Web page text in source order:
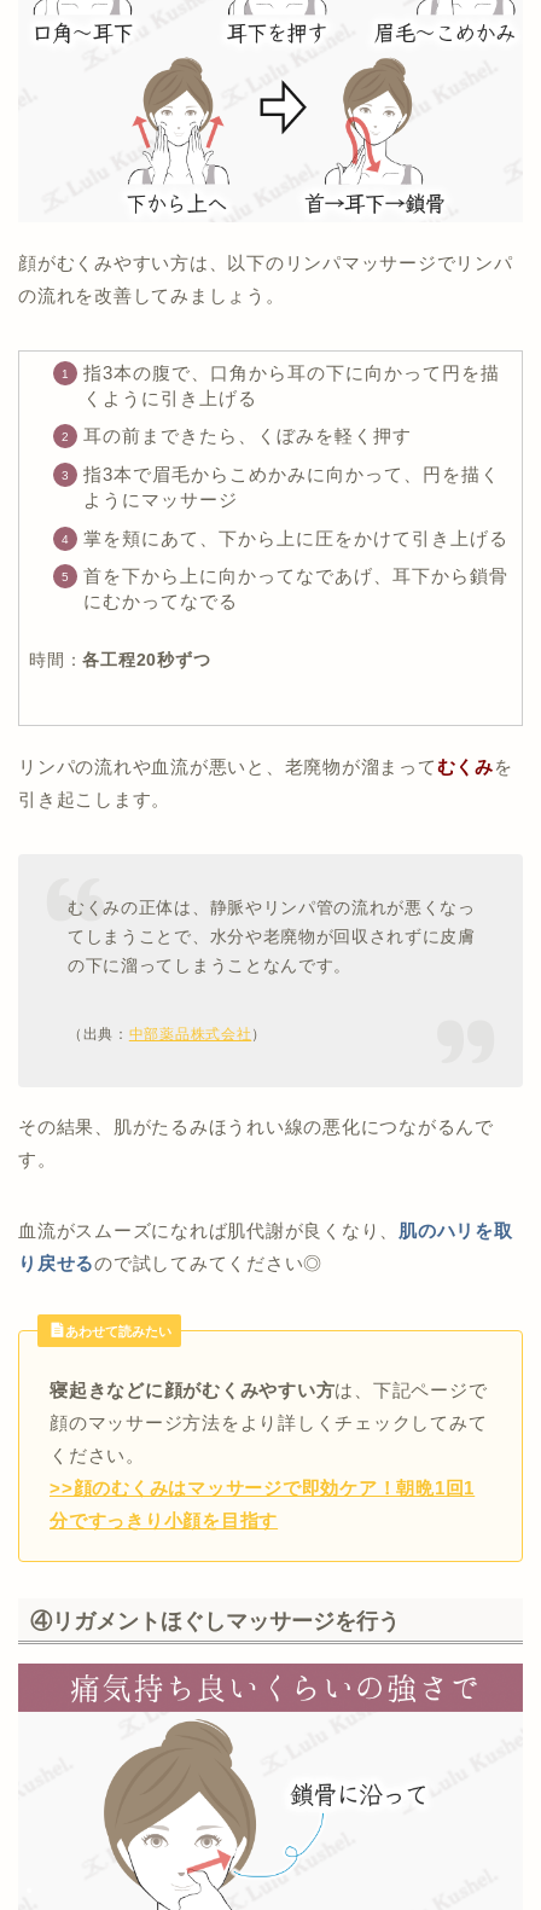
顔がむくみやすい方は、以下のリンパマッサージでリンパ
の流れを改善してみましょう。
指3本の腹で、口角から耳の下に向かって円を描
くように引き上げる
耳の前まできたら、くぼみを軽く押す
指3本で眉毛からこめかみに向かって、円を描く
ようにマッサージ
掌を頬にあて、下から上に圧をかけて引き上げる
首を下から上に向かってなであげ、耳下から鎖骨
にむかってなでる
時間：各工程20秒ずつ
リンパの流れや血流が悪いと、老廃物が溜まってむくみを
引き起こします。
むくみの正体は、静脈やリンパ管の流れが悪くなっ
てしまうことで、水分や老廃物が回収されずに皮膚
の下に溜ってしまうことなんです。
（出典： 中部薬品株式会社 ）
その結果、肌がたるみほうれい線の悪化につながるんで
す。
血流がスムーズになれば肌代謝が良くなり、 肌のハリを取
り戻せるので試してみてください◎
あわせて読みたい
寝起きなどに顔がむくみやすい方は、下記ページで
顔のマッサージ方法をより詳しくチェックしてみて
ください。
>>顔のむくみはマッサージで即効ケア！朝晩1回1
分ですっきり小顔を目指す
④リガメントほぐしマッサージを行う